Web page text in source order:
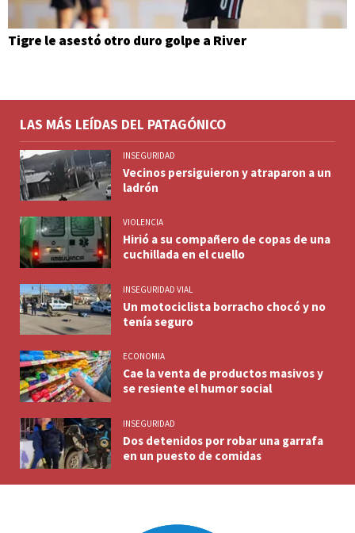
Tigre le asestó otro duro golpe a River
LAS MÁS LEÍDAS DEL PATAGÓNICO
INSEGURIDAD
Vecinos persiguieron y atraparon a un
ladrón
VIOLENCIA
Hirió a su compañero de copas de una
cuchillada en el cuello
INSEGURIDAD VIAL
Un motociclista borracho chocó y no
tenía seguro
ECONOMIA
Cae la venta de productos masivos y
se resiente el humor social
INSEGURIDAD
Dos detenidos por robar una garrafa
en un puesto de comidas